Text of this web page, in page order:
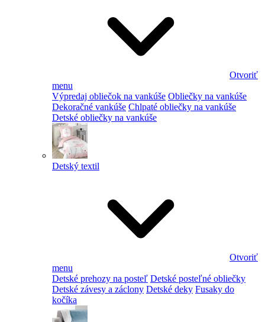
Otvoriť
menu
Výpredaj obliečok na vankúše Obliečky na vankúše
Dekoračné vankúše Chlpaté obliečky na vankúše
Detské obliečky na vankúše
Detský textil
Otvoriť
menu
Detské prehozy na posteľ Detské posteľné obliečky
Detské závesy a záclony Detské deky Fusaky do
kočíka